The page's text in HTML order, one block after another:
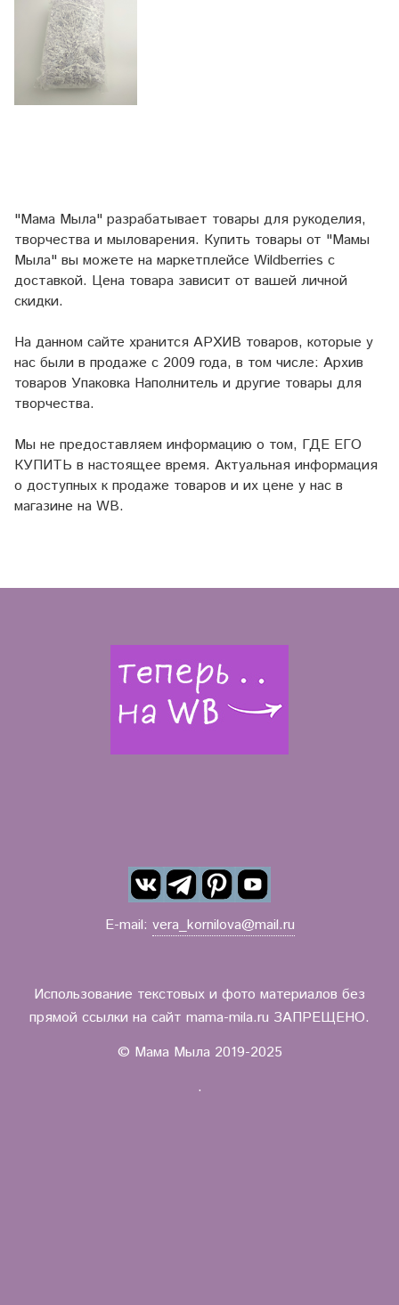
"Мама Мыла" разрабатывает товары для рукоделия,
творчества и мыловарения. Купить товары от "Мамы
Мыла" вы можете на маркетплейсе Wildberries с
доставкой. Цена товара зависит от вашей личной
скидки.
На данном сайте хранится АРХИВ товаров, которые у
нас были в продаже с 2009 года, в том числе: Архив
товаров Упаковка Наполнитель и другие товары для
творчества.
Мы не предоставляем информацию о том, ГДЕ ЕГО
КУПИТЬ в настоящее время. Актуальная информация
о доступных к продаже товаров и их цене у нас в
магазине на WB.
E-mail: vera_kornilova@mail.ru
Использование текстовых и фото материалов без
прямой ссылки на сайт mama-mila.ru ЗАПРЕЩЕНО.
© Мама Мыла 2019-2025
.